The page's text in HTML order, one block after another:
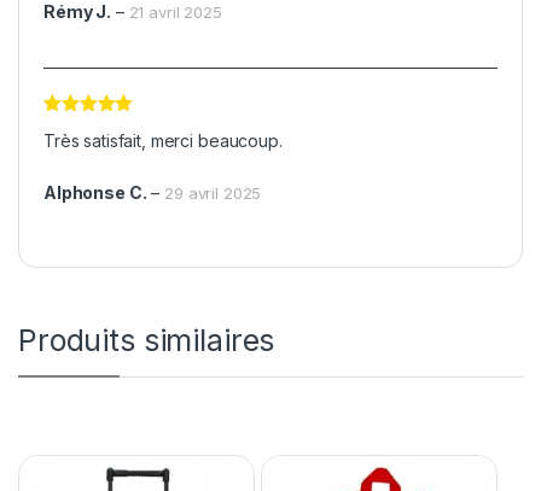
Rémy J. – 21 avril 2025
5
Très satisfait, merci beaucoup.
Alphonse C. – 29 avril 2025
Produits similaires